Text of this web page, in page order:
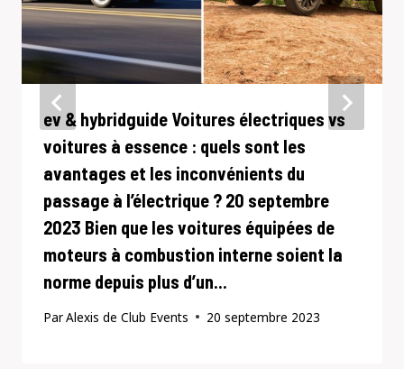
ev & hybridguide Voitures électriques vs
voitures à essence : quels sont les
avantages et les inconvénients du
passage à l’électrique ? 20 septembre
2023 Bien que les voitures équipées de
moteurs à combustion interne soient la
norme depuis plus d’un…
ParAlexis de Club Events 20 septembre 2023